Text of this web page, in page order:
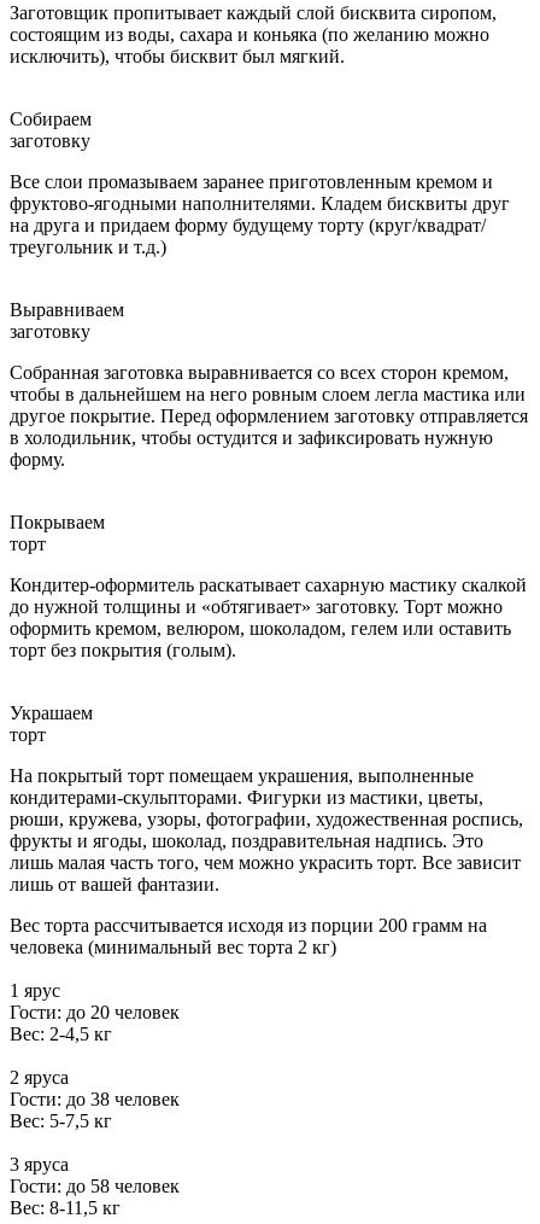
Заготовщик пропитывает каждый слой бисквита сиропом,
состоящим из воды, сахара и коньяка (по желанию можно
исключить), чтобы бисквит был мягкий.
Собираем
заготовку
Все слои промазываем заранее приготовленным кремом и
фруктово-ягодными наполнителями. Кладем бисквиты друг
на друга и придаем форму будущему торту (круг/квадрат/
треугольник и т.д.)
Выравниваем
заготовку
Собранная заготовка выравнивается со всех сторон кремом,
чтобы в дальнейшем на него ровным слоем легла мастика или
другое покрытие. Перед оформлением заготовку отправляется
в холодильник, чтобы остудится и зафиксировать нужную
форму.
Покрываем
торт
Кондитер-оформитель раскатывает сахарную мастику скалкой
до нужной толщины и «обтягивает» заготовку. Торт можно
оформить кремом, велюром, шоколадом, гелем или оставить
торт без покрытия (голым).
Украшаем
торт
На покрытый торт помещаем украшения, выполненные
кондитерами-скульпторами. Фигурки из мастики, цветы,
рюши, кружева, узоры, фотографии, художественная роспись,
фрукты и ягоды, шоколад, поздравительная надпись. Это
лишь малая часть того, чем можно украсить торт. Все зависит
лишь от вашей фантазии.
Вес торта рассчитывается исходя из порции 200 грамм на
человека (минимальный вес торта 2 кг)
1 ярус
Гости: до 20 человек
Вес: 2-4,5 кг
2 яруса
Гости: до 38 человек
Вес: 5-7,5 кг
3 яруса
Гости: до 58 человек
Вес: 8-11,5 кг